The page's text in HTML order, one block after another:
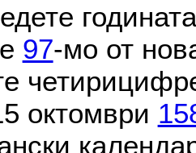
97-мо от
октомври